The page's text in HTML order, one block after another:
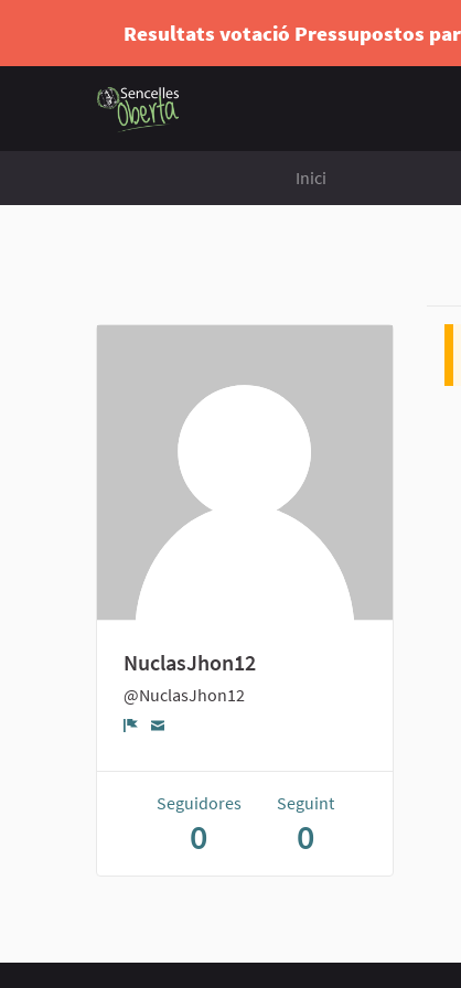
Resultats votació Pressupostos
Inici
NuclasJhon12
@NuclasJhon12
Seguidores
0
Seguint
0